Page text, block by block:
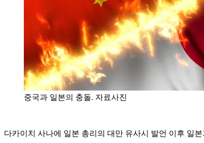
중국과 일본의 충돌. 자료사진
다카이치 사나에 일본 총리의 대만 유사시 발언 이후 일